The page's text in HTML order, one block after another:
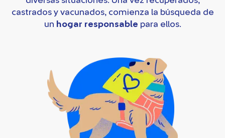
castrados y vacunados, comienza la búsqueda de
un hogar responsable para ellos.